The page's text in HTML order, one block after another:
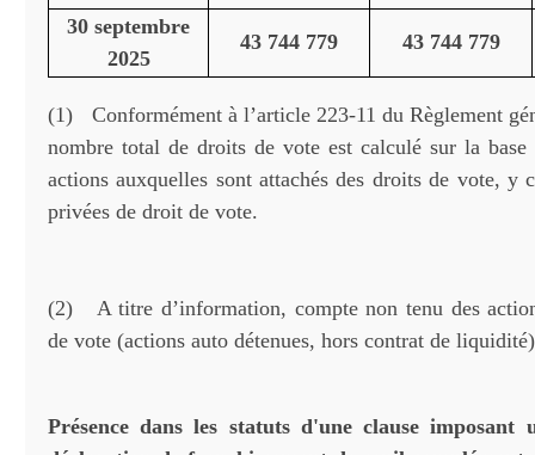
30 septembre
2025
43 744 779 43 744 779
(1) Conformément à l’article 223-11 du Règlement
nombre total de droits de vote est calculé sur la base
actions auxquelles sont attachés des droits de vote, y
privées de droit de vote.
(2) A titre d’information, compte non tenu des
de vote (actions auto détenues, hors contrat de
Présence dans les statuts d'une clause imposant